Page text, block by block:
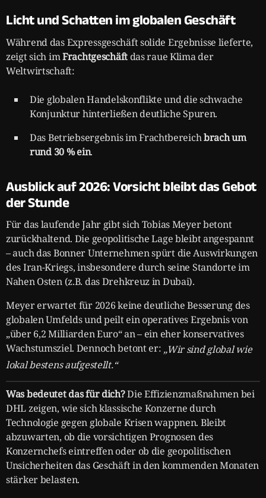
Licht und Schatten im globalen Geschäft
Während das Expressgeschäft solide Ergebnisse lieferte,
zeigt sich imFrachtgeschäftdas raue Klima der
Weltwirtschaft:
Die globalen Handelskonflikte und die schwache
Konjunktur hinterließen deutliche Spuren.
Das Betriebsergebnis im Frachtbereichbrach um
rund 30 % ein.
Ausblick auf 2026: Vorsicht bleibt das Gebot
der Stunde
Für das laufende Jahr gibt sich Tobias Meyer betont
zurückhaltend. Die geopolitische Lage bleibt angespannt
– auch das Bonner Unternehmen spürt die Auswirkungen
des Iran-Kriegs, insbesondere durch seine Standorte im
Nahen Osten (z.B. das Drehkreuz in Dubai).
Meyer erwartet für 2026 keine deutliche Besserung des
globalen Umfelds und peilt ein operatives Ergebnis von
„über 6,2 Milliarden Euro“ an – ein eher konservatives
Wachstumsziel. Dennoch betont er: „Wir sind global wie
lokal bestens aufgestellt.“
Was bedeutet das für dich?Die Effizienzmaßnahmen bei
DHL zeigen, wie sich klassische Konzerne durch
Technologie gegen globale Krisen wappnen. Bleibt
abzuwarten, ob die vorsichtigen Prognosen des
Konzernchefs eintreffen oder ob die geopolitischen
Unsicherheiten das Geschäft in den kommenden Monaten
stärker belasten.